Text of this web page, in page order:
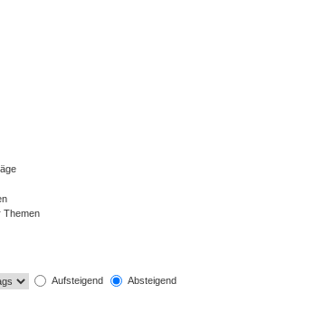
Themen
Aufsteigend Absteigend